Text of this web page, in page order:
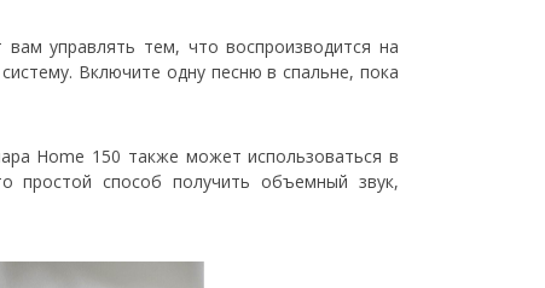
управлять тем, что воспроизводится на
Включите одну песню в спальне, пока
Home 150 также может использоваться в
простой способ получить объемный звук,